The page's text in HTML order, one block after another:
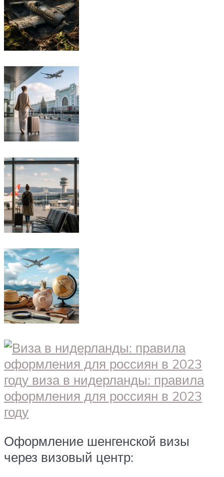
Оформление шенгенской визы
через визовый центр: